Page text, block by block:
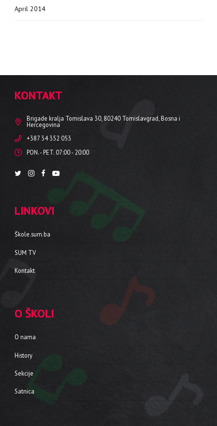
April 2014
KONTAKT
Brigade kralja Tomislava 30, 80240 Tomislavgrad, Bosna i
Hercegovina
+387 34 352 053
PON. - PET. 07:00 - 20:00
LINKOVI
Škole.sum.ba
SUM TV
Kontakt
O ŠKOLI
O nama
History
Sekcije
Satnica